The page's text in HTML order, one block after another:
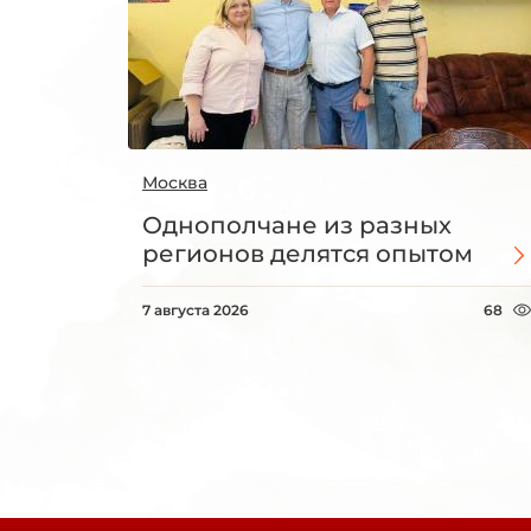
Москва
Однополчане из разных
регионов делятся опытом
7 августа 2026 68